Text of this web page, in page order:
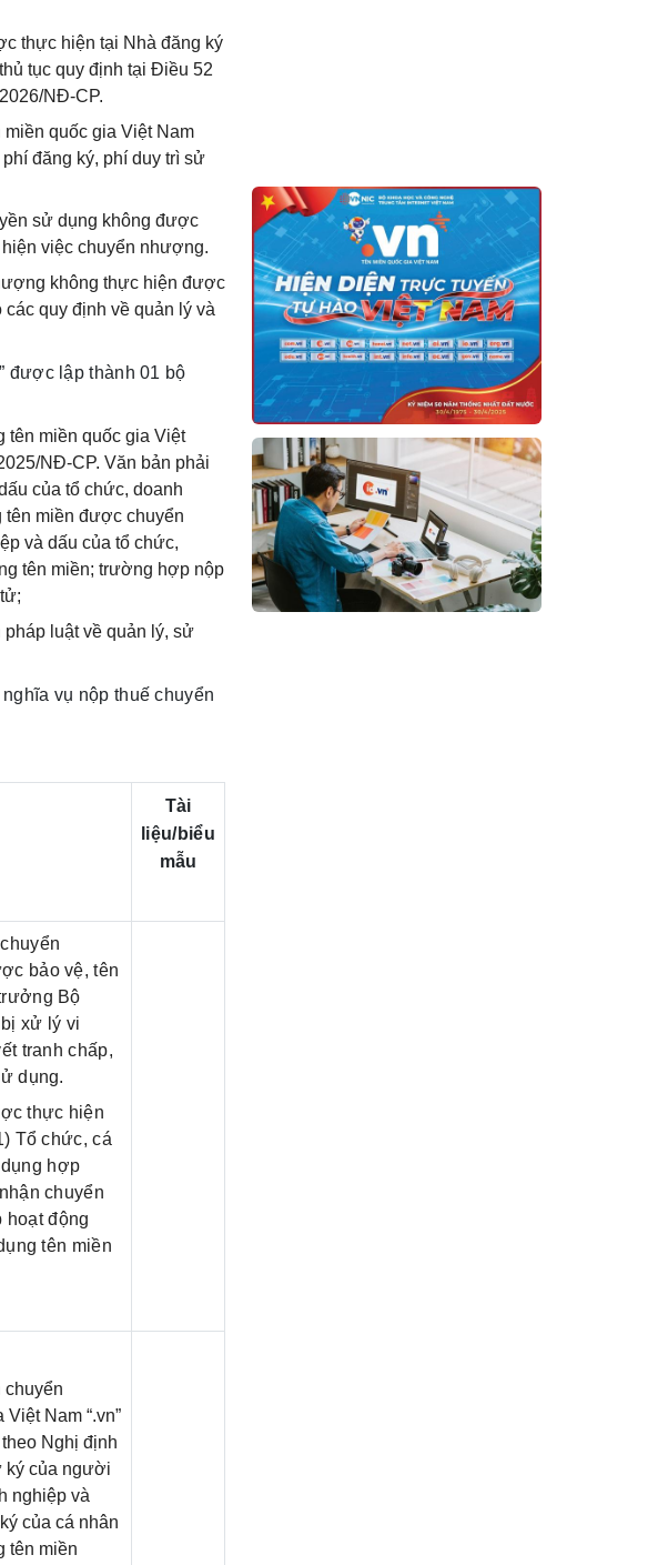
thực hiện tại Nhà đăng ký
tục quy định tại Điều 52
NĐ-CP.
quốc gia Việt Nam
phí đăng ký, phí duy trì sử
sử dụng không được
việc chuyển nhượng.
không thực hiện được
quy định về quản lý và
được lập thành 01 bộ
tên miền quốc gia Việt
NĐ-CP. Văn bản phải
của tổ chức, doanh
tên miền được chuyển
và dấu của tổ chức,
tên miền; trường hợp nộp
pháp luật về quản lý, sử
vụ nộp thuế chuyển
Tài
liệu/biểu
mẫu
bảo vệ, tên
Bộ
xử lý vi
tranh chấp,
dụng.
thực hiện
Tổ chức, cá
hợp
chuyển
động
tên miền
chuyển
Nam “.vn”
Nghị định
ký của người
nghiệp và
của cá nhân
tên miền